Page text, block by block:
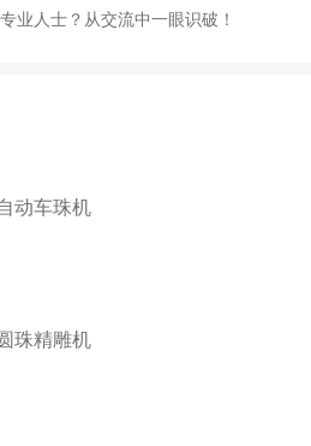
业人士？从交流中一眼识破！
动车珠机
珠精雕机